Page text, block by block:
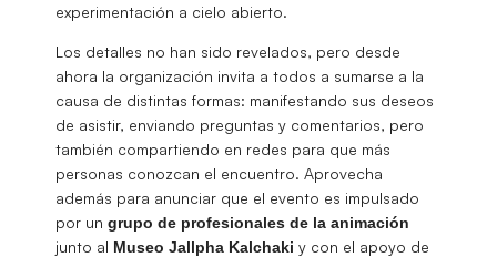
experimentación a cielo abierto.
Los detalles no han sido revelados, pero desde
ahora la organización invita a todos a sumarse a la
causa de distintas formas: manifestando sus deseos
de asistir, enviando preguntas y comentarios, pero
también compartiendo en redes para que más
personas conozcan el encuentro. Aprovecha
además para anunciar que el evento es impulsado
por un grupo de profesionales de la animación
junto al Museo Jallpha Kalchaki y con el apoyo de